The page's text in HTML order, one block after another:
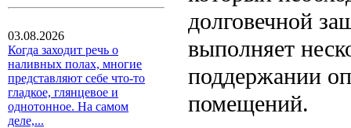
03.08.2026
Когда заходит речь о
наливных полах, многие
представляют себе что-то
гладкое, глянцевое и
однотонное. На самом
деле,...
долговечной
выполняет
поддержании
помещений.